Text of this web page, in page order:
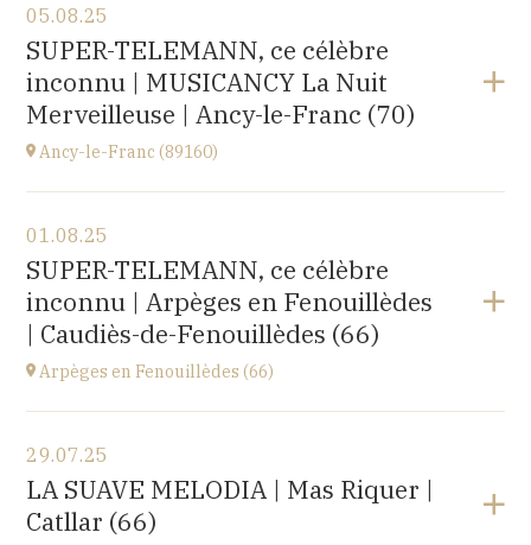
Eglise de Pompierre-sur-Doubs (25340)
3 chemin de l'église
à20H00
05.08.25
SUPER-TELEMANN, ce célèbre
inconnu | MUSICANCY La Nuit
Merveilleuse | Ancy-le-Franc (70)
Ancy-le-Franc (89160)
Ancy-le-Franc (89160)
Le Château d’Ancy-le-Franc, 18 Place Clermont-
Tonnerre, 89160 Ancy-le-Franc
à 20H00
01.08.25
SUPER-TELEMANN, ce célèbre
inconnu | Arpèges en Fenouillèdes
| Caudiès-de-Fenouillèdes (66)
Arpèges en Fenouillèdes (66)
Estivales
à18H00
Acheter vos billets
29.07.25
LA SUAVE MELODIA | Mas Riquer |
Catllar (66)